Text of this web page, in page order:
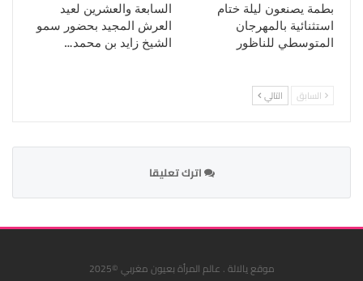
بطمة يصنعون ليلة ختام
استثنائية بالمهرجان
المتوسطي للناظور
السابعة والعشرين لعيد
العرش المجيد بحضور سمو
الشيخ زايد بن محمد…
السابق التالي
اترك تعليقا
موقع يالالة . عالم المرأة بعيون مغربي ©2025